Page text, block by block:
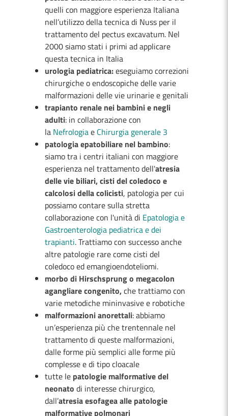
quelli con maggiore esperienza Italiana
nell’utilizzo della tecnica di Nuss per il
trattamento del pectus excavatum. Nel
2000 siamo stati i primi ad applicare
questa tecnica in Italia
urologia pediatrica:eseguiamo correzioni
chirurgiche o endoscopiche delle varie
malformazioni delle vie urinarie e genitali
trapianto renale nei bambini e negli
adulti: in collaborazione con
la Nefrologiae Chirurgia generale 3
patologia epatobiliare nel bambino:
siamo tra i centri italiani con maggiore
esperienza nel trattamento dell'atresia
delle vie biliari, cisti del coledoco e
calcolosi della colicisti, patologia per cui
possiamo contare sulla stretta
collaborazione con l'unità di Epatologia e
Gastroenterologia pediatrica e dei
trapianti. Trattiamo con successo anche
altre patologie rare come cisti del
coledoco ed emangioendoteliomi.
morbo di Hirschsprung o megacolon
agangliare congenito,che trattiamo con
varie metodiche mininvasive e robotiche
malformazioni anorettali: abbiamo
un’esperienza più che trentennale nel
trattamento di queste malformazioni,
dalle forme più semplici alle forme più
complesse e di tipo cloacale
tutte le patologie malformative del
neonato di interesse chirurgico,
dall’atresia esofagea alle patologie
malformative polmonari